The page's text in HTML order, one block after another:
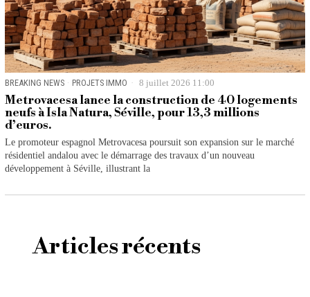
BREAKING NEWS · PROJETS IMMO 8 juillet 2026 11:00
Metrovacesa lance la construction de 40 logements
neufs à Isla Natura, Séville, pour 13,3 millions
d’euros.
Le promoteur espagnol Metrovacesa poursuit son expansion sur le marché
résidentiel andalou avec le démarrage des travaux d’un nouveau
développement à Séville, illustrant la
Articles récents